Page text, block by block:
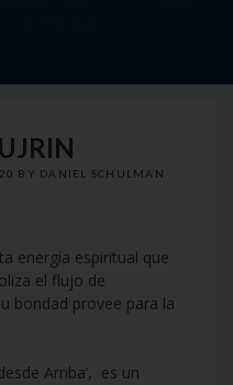
BY DANIEL SCHULMAN
energía espiritual que
el flujo de
bondad provee para la
Arriba’, es un